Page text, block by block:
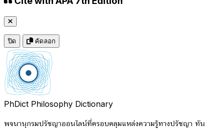
ปิด คัดลอก
PhDict Philosophy Dictionary
พจนานุกรมปรัชญาออนไลน์ที่ครอบคลุมแหล่งความรู้ทางปรัชญา ทัน